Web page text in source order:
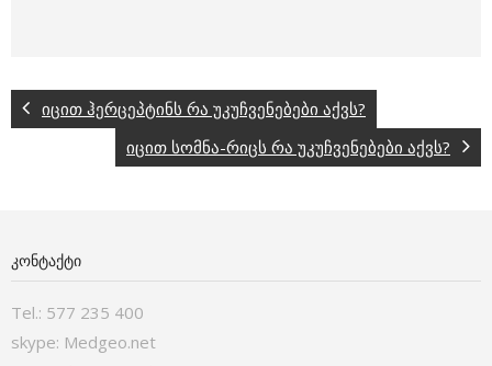
იცით ჰერცეპტინს რა უკუჩვენებები აქვს?
იცით სომნა-რიცს რა უკუჩვენებები აქვს?
ᲙᲝᲜᲢᲐᲥᲢᲘ
Tel.: 577 235 400
skype: Medgeo.net